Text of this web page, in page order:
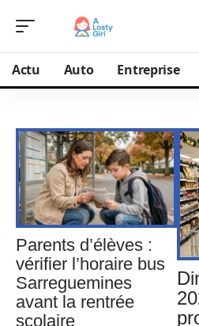
Actu Auto Entreprise
Parents d’élèves :
vérifier l’horaire bus
Sarreguemines
avant la rentrée
scolaire